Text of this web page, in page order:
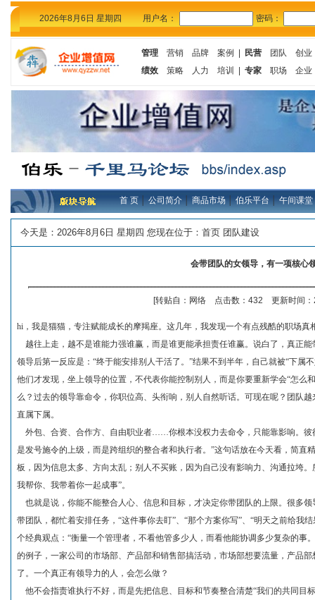
2026年8月6日 星期四 用户名： 密码：
管理 营销 品牌 案例 民营 团队
创业
绩效
策略 人力 培训 专家 职场 企业
首 页│公司简介│商品市场│伯乐平台│午间课堂
今天是： 2026年8月6日 星期四 您现在位于： 首页 团队建设
会带团队的女领导，有一项核心
[转贴自：网络 点击数：432 更新时间：
hi，我是猫猫，专注赋能成长的摩羯座。这几年，我发现一个有点残酷的职场真
越往上走，越不是谁能力强谁赢，而是谁更能承担责任谁赢。说白了，真正
领导后第一反应是：“终于能安排别人干活了。”结果不到半年，自己就被“下属
他们才发现，坐上领导的位置，不代表你能控制别人，而是你要重新学会“怎么
么？过去的领导靠命令，你职位高、头衔响，别人自然听话。可现在呢？团队
直属下属。
外包、合资、合作方、自由职业者……你根本没权力去命令，只能靠影响。彼
是发号施令的上级，而是跨组织的整合者和执行者。”这句话放在今天看，简直
板，因为信息太多、方向太乱；别人不买账，因为自己没有影响力、沟通拉垮
我帮你、我带着你一起成事”。
也就是说，你能不能整合人心、信息和目标，才决定你带团队的上限。很多
带团队，都忙着安排任务，“这件事你去盯”、“那个方案你写”、“明天之前给我
个经典观点：“衡量一个管理者，不看他管多少人，而看他能协调多少复杂的事
的例子，一家公司的市场部、产品部和销售部搞活动，市场部想要流量，产品
了。一个真正有领导力的人，会怎么做？
他不会指责谁执行不好，而是先把信息、目标和节奏整合清楚“我们的共同目